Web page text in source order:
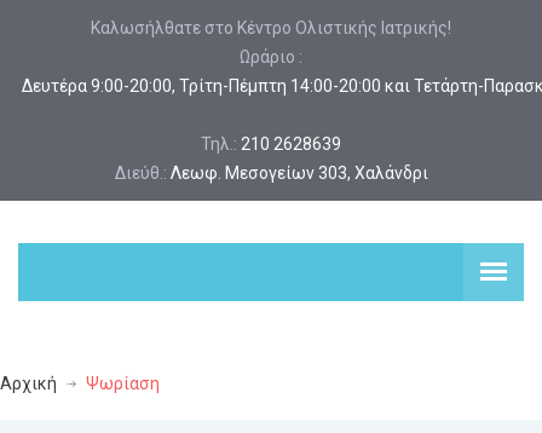
Καλωσήλθατε στο Κέντρο Ολιστικής Ιατρικής!
Ωράριο :
Δευτέρα 9:00-20:00, Τρίτη-Πέμπτη 14:00-20:00 και Τετάρτη-
Τηλ.: 210 2628639
Διεύθ.: Λεωφ. Μεσογείων 303, Χαλάνδρι
Αρχική Ψωρίαση